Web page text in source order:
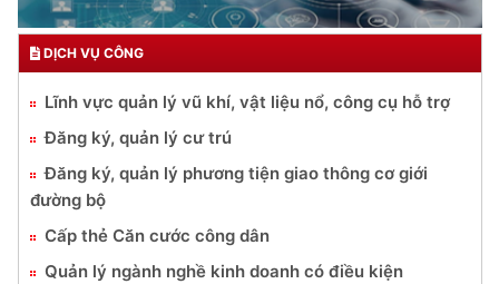
DỊCH VỤ CÔNG
Lĩnh vực quản lý vũ khí, vật liệu nổ, công cụ hỗ trợ
Đăng ký, quản lý cư trú
Đăng ký, quản lý phương tiện giao thông cơ giới
đường bộ
Cấp thẻ Căn cước công dân
Quản lý ngành nghề kinh doanh có điều kiện